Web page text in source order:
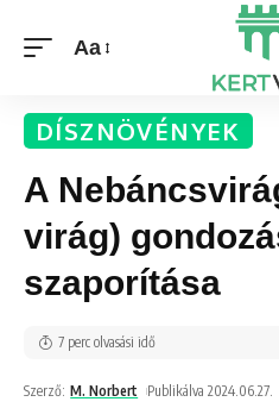
Aa
DÍSZNÖVÉNYEK
A
virág)
szaporítása
Szerző: M. Norbert Publikálva 2024.06.27.
7 perc olvasási idő